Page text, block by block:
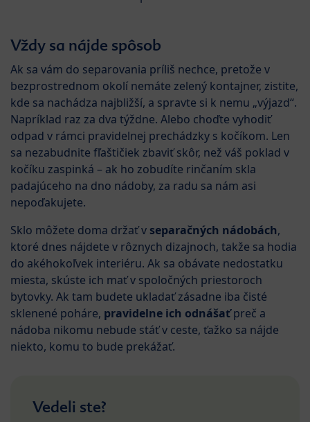
Vždy sa nájde spôsob
Ak sa vám do separovania príliš nechce, pretože v
bezprostrednom okolí nemáte zelený kontajner, zistite,
kde sa nachádza najbližší, a spravte si k nemu „výjazd“.
Napríklad raz za dva týždne. Alebo choďte vyhodiť
odpad v rámci pravidelnej prechádzky s kočíkom. Len
sa nezabudnite fľaštičiek zbaviť skôr, než váš poklad v
kočíku zaspinká – ak ho zobudíte rinčaním skla
padajúceho na dno nádoby, za radu sa nám asi
nepoďakujete.
Sklo môžete doma držať v separačných nádobách,
ktoré dnes nájdete v rôznych dizajnoch, takže sa hodia
do akéhokoľvek interiéru. Ak sa obávate nedostatku
miesta, skúste ich mať v spoločných priestoroch
bytovky. Ak tam budete ukladať zásadne iba čisté
sklenené poháre, pravidelne ich odnášaťpreč a
nádoba nikomu nebude stáť v ceste, ťažko sa nájde
niekto, komu to bude prekážať.
Vedeli ste?